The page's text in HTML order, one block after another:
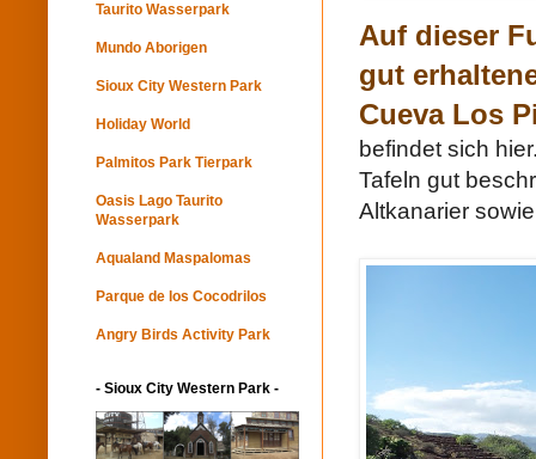
Auf dieser
gut
Cueva Los
befindet sich
Tafeln gut
Altkanarier
Taurito Wasserpark
Mundo Aborigen
Sioux City Western Park
Holiday World
Palmitos Park Tierpark
Oasis Lago Taurito
Wasserpark
Aqualand Maspalomas
Parque de los Cocodrilos
Angry Birds Activity Park
- Sioux City Western Park -